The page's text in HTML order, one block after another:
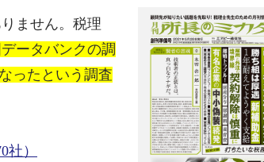
ません。税理
ータバンクの調
ったという調査
）